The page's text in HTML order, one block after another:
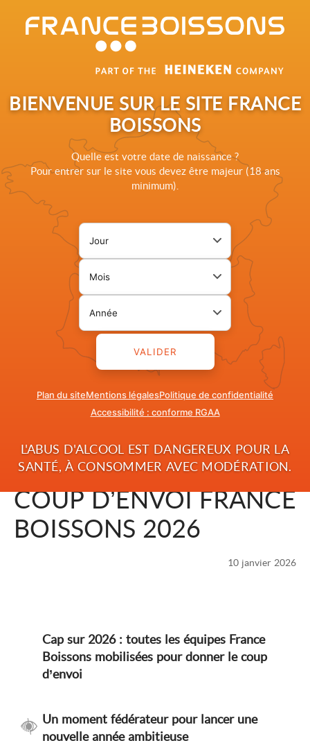
Page de vérification d'âge.
BIENVENUE SUR LE SITE FRANCE
BOISSONS
Quelle est votre date de naissance ?
Pour entrer sur le site vous devez être majeur (18 ans
minimum).
Jour de naissance
Mois de naissance
Année de naissance
VALIDER
Plan du siteMentions légalesPolitique de confidentialité
Accessibilité : conforme RGAA
L'ABUS D'ALCOOL EST DANGEREUX POUR LA
SANTÉ, À CONSOMMER AVEC MODÉRATION.
Rechercher sur le site France Boissons
COUP D’ENVOI FRANCE
BOISSONS 2026
10 janvier 2026
Cap sur 2026 : toutes les équipes France
Boissons mobilisées pour donner le coup
d’envoi
Un moment fédérateur pour lancer une
nouvelle année ambitieuse